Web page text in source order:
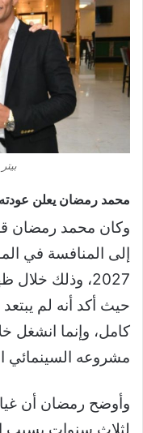
محمد رمضان يعلن عودته
وكان محمد رمضان
إلى المنافسة في
2027، وذلك
حيث أكد أنه لم
كامل، وإنما انشغل
مشروعه السينمائي
وأوضح رمضان أن